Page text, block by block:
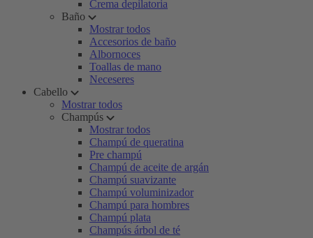
Crema depilatoria
Baño
Mostrar todos
Accesorios de baño
Albornoces
Toallas de mano
Neceseres
Cabello
Mostrar todos
Champús
Mostrar todos
Champú de queratina
Pre champú
Champú de aceite de argán
Champú suavizante
Champú voluminizador
Champú para hombres
Champú plata
Champús árbol de té